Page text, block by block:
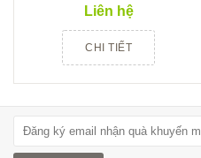
Liên hệ
CHI TIẾT